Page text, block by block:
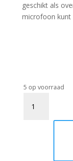
geschikt als
microfoon kunt
5 op voorraad
500M